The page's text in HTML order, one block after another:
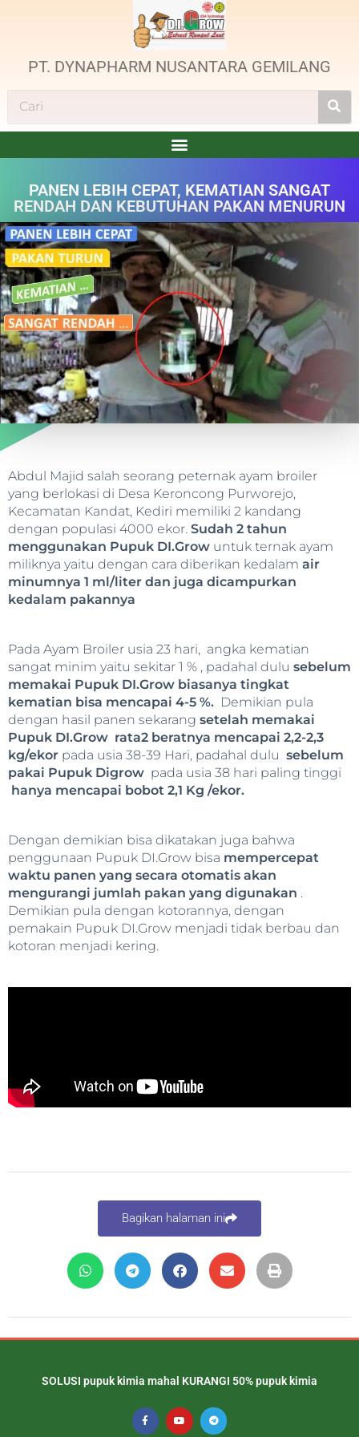
PT. DYNAPHARM NUSANTARA GEMILANG
PANEN LEBIH CEPAT, KEMATIAN SANGAT
RENDAH DAN KEBUTUHAN PAKAN MENURUN
Abdul Majid salah seorang peternak ayam broiler
yang berlokasi di Desa Keroncong Purworejo,
Kecamatan Kandat, Kediri memiliki 2 kandang
dengan populasi 4000 ekor. Sudah 2 tahun
menggunakan Pupuk DI.Grow untuk ternak ayam
miliknya yaitu dengan cara diberikan kedalam air
minumnya 1 ml/liter dan juga dicampurkan
kedalam pakannya
Pada Ayam Broiler usia 23 hari, angka kematian
sangat minim yaitu sekitar 1 % , padahal dulu sebelum
memakai Pupuk DI.Grow biasanya tingkat
kematian bisa mencapai 4-5 %. Demikian pula
dengan hasil panen sekarang setelah memakai
Pupuk DI.Grow rata2 beratnya mencapai 2,2-2,3
kg/ekor pada usia 38-39 Hari, padahal dulu sebelum
pakai Pupuk Digrow pada usia 38 hari paling tinggi
hanya mencapai bobot 2,1 Kg /ekor.
Dengan demikian bisa dikatakan juga bahwa
penggunaan Pupuk DI.Grow bisa mempercepat
waktu panen yang secara otomatis akan
mengurangi jumlah pakan yang digunakan .
Demikian pula dengan kotorannya, dengan
pemakain Pupuk DI.Grow menjadi tidak berbau dan
kotoran menjadi kering.
Bagikan halaman ini
SOLUSI pupuk kimia mahal KURANGI 50% pupuk kimia